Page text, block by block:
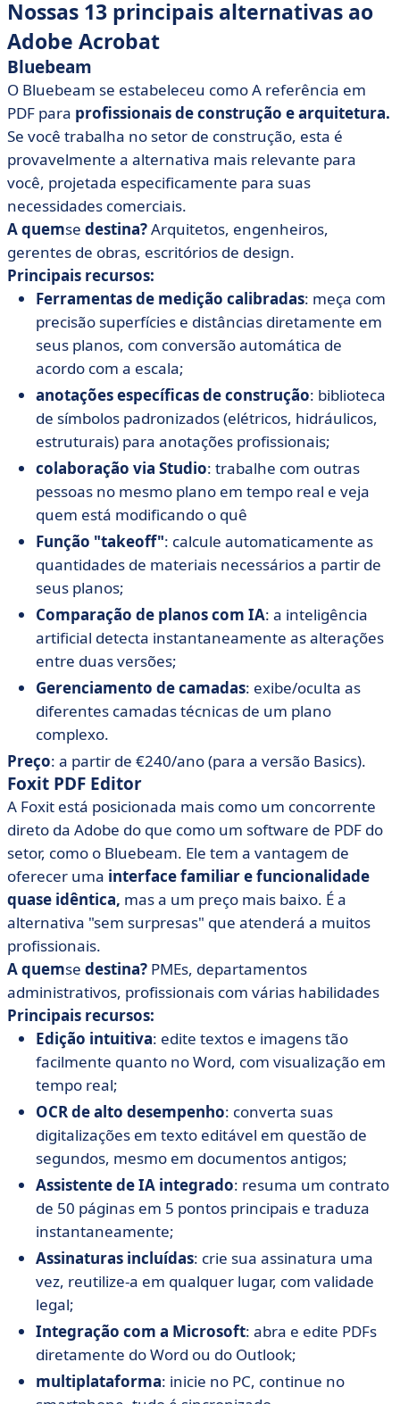
Nossas 13 principais alternativas ao
Adobe Acrobat
Bluebeam
O Bluebeam se estabeleceu como A referência em
PDF para profissionais de construção e arquitetura.
Se você trabalha no setor de construção, esta é
provavelmente a alternativa mais relevante para
você, projetada especificamente para suas
necessidades comerciais.
A quemse destina?Arquitetos, engenheiros,
gerentes de obras, escritórios de design.
Principais recursos:
Ferramentas de medição calibradas: meça com
precisão superfícies e distâncias diretamente em
seus planos, com conversão automática de
acordo com a escala;
anotações específicas de construção: biblioteca
de símbolos padronizados (elétricos, hidráulicos,
estruturais) para anotações profissionais;
colaboração via Studio: trabalhe com outras
pessoas no mesmo plano em tempo real e veja
quem está modificando o quê
Função "takeoff": calcule automaticamente as
quantidades de materiais necessários a partir de
seus planos;
Comparação de planos com IA: a inteligência
artificial detecta instantaneamente as alterações
entre duas versões;
Gerenciamento de camadas: exibe/oculta as
diferentes camadas técnicas de um plano
complexo.
Preço: a partir de €240/ano (para a versão Basics).
Foxit PDF Editor
A Foxit está posicionada mais como um concorrente
direto da Adobe do que como um software de PDF do
setor, como o Bluebeam. Ele tem a vantagem de
oferecer uma interface familiar e funcionalidade
quase idêntica, mas a um preço mais baixo. É a
alternativa "sem surpresas" que atenderá a muitos
profissionais.
A quemse destina? PMEs, departamentos
administrativos, profissionais com várias habilidades
Principais recursos:
Edição intuitiva: edite textos e imagens tão
facilmente quanto no Word, com visualização em
tempo real;
OCR de alto desempenho: converta suas
digitalizações em texto editável em questão de
segundos, mesmo em documentos antigos;
Assistente de IA integrado: resuma um contrato
de 50 páginas em 5 pontos principais e traduza
instantaneamente;
Assinaturas incluídas: crie sua assinatura uma
vez, reutilize-a em qualquer lugar, com validade
legal;
Integração com a Microsoft: abra e edite PDFs
diretamente do Word ou do Outlook;
multiplataforma: inicie no PC, continue no